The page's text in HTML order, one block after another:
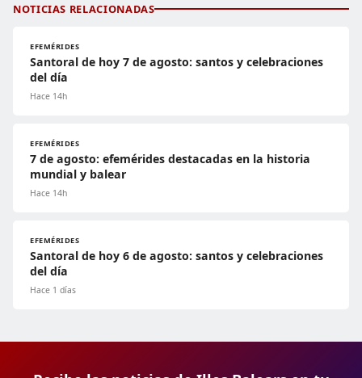
NOTICIAS RELACIONADAS
EFEMÉRIDES
Santoral de hoy 7 de agosto: santos y celebraciones
del día
Hace 14h
EFEMÉRIDES
7 de agosto: efemérides destacadas en la historia
mundial y balear
Hace 14h
EFEMÉRIDES
Santoral de hoy 6 de agosto: santos y celebraciones
del día
Hace 1 días